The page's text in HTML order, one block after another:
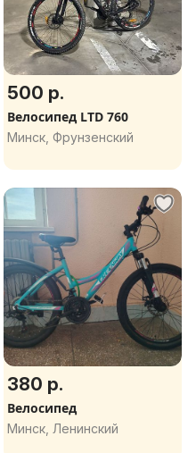
500 р.
Велосипед LTD 760
Минск, Фрунзенский
380 р.
Велосипед
Минск, Ленинский